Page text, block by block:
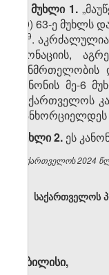
მუხლი 1.
19) 63-ე მუხლს
​9. აკრძალულია
დონაციის,
კანონის მე-6
საქართველოს
მუხლი 2. ეს
საქართველოს 2024
საქართველოს
თბილისი,